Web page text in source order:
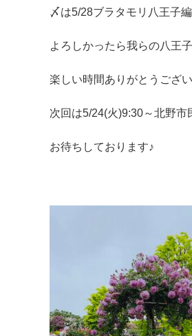
〆は5/28ブラタモリ八王子
よろしかったら我らの八王
楽しい時間ありがとうござ
次回は5/24(火)9:30～北野市
お待ちしております♪